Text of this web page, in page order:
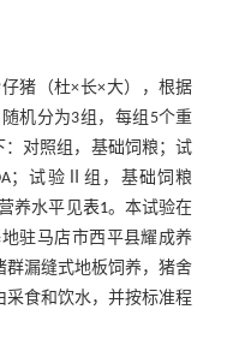
猪（杜×长×大），根据
机分为3组，每组5个重
对照组，基础饲粮；试
；试验Ⅱ组，基础饲粮
养水平见表1。本试验在
驻马店市西平县耀成养
群漏缝式地板饲养，猪舍
采食和饮水，并按标准程